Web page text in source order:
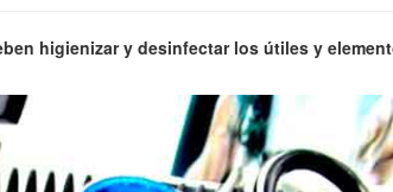
higienizar y desinfectar los útiles y